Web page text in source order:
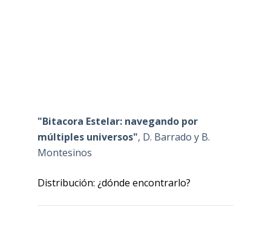
"Bitacora Estelar: navegando por
múltiples universos", D. Barrado y B.
Montesinos
Distribución: ¿dónde encontrarlo?